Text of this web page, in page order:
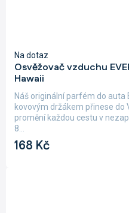
Osvěžovač vzduchu
Hawaii
Na dotaz
168 Kč
Náš originální parfém do
kovovým držákem přinese do
promění každou cestu v
8...